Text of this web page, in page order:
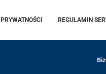
REGULAMIN